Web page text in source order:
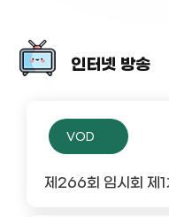
인터넷 방송
VOD
제266회 임시회 제1